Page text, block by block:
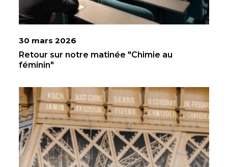
30 mars 2026
Retour sur notre matinée "Chimie au
féminin"